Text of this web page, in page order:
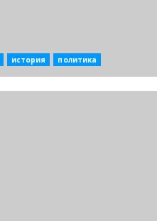
история политика